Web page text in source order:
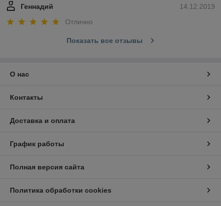
14.12.2019
Геннадий
Отлично
Показать все отзывы
О нас
Контакты
Доставка и оплата
График работы
Полная версия сайта
Политика обработки cookies